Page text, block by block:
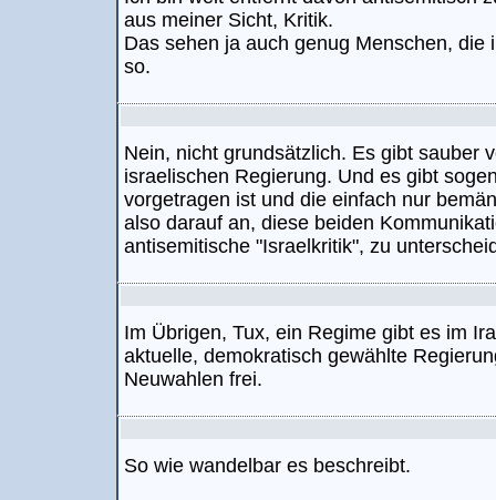
aus meiner Sicht, Kritik.
Das sehen ja auch genug Menschen,
so.
Nein, nicht grundsätzlich. Es gibt sauber
israelischen Regierung. Und es gibt
vorgetragen ist und die einfach nur
also darauf an, diese beiden
antisemitische "Israelkritik", zu
Im Übrigen, Tux, ein Regime gibt es im
aktuelle, demokratisch gewählte
Neuwahlen frei.
So wie wandelbar es beschreibt.